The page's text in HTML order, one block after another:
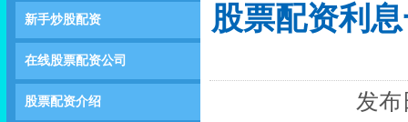
新手炒股配资
在线股票配资公司
股票配资介绍
股票配资利
发